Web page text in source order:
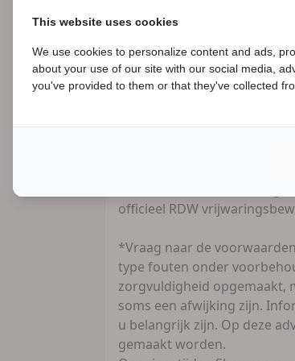
motoren, kortingen tot wel
Financiering:
- Verschillende
- Kijk snel voor alle
officieel RDW
*Vraag naar de
type fouten onder
zorgvuldigheid opgemaakt,
soms een afwijking zijn.
u belangrijk zijn. Op deze
gemaakt worden.
This website uses cookies
We use cookies to personalize content and ads,
about your use of our site with our social media,
you've provided to them or that they've collected